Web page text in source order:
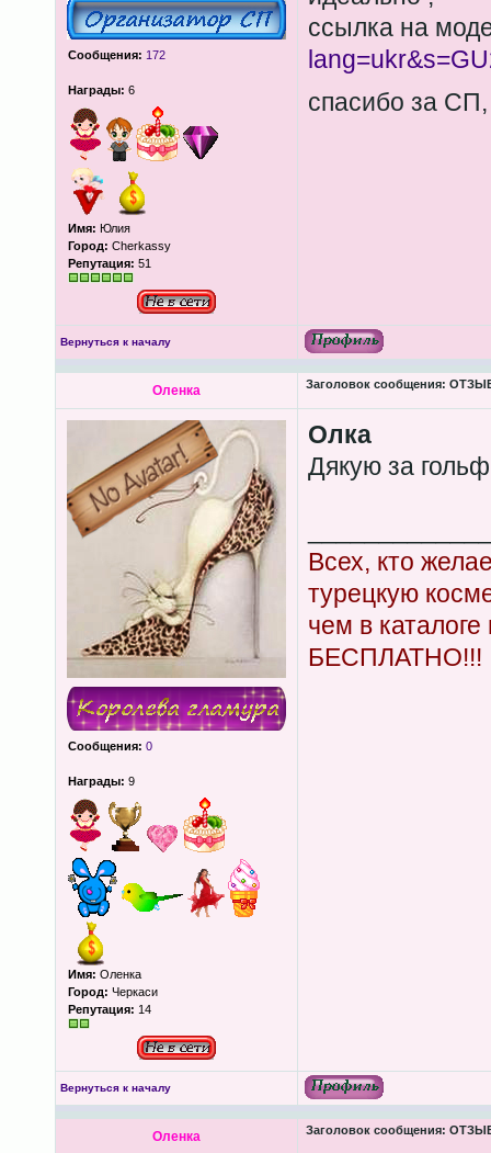
Сообщения: 172
Награды: 6
Имя: Юлия
Город: Cherkassy
Репутация: 51
ссылка на
спасибо за
Вернуться к началу
Оленка Заголовок сообщения:
Сообщения: 0
Награды: 9
Имя: Оленка
Город: Черкаси
Репутация: 14
Олка
Дякую за
Всех, кто
турецкую
чем в
БЕСПЛАТНО!!!
Вернуться к началу
Оленка Заголовок сообщения: